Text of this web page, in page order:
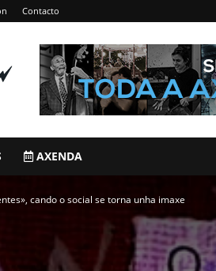
Contacto
AXENDA
cando o social se torna unha imaxe